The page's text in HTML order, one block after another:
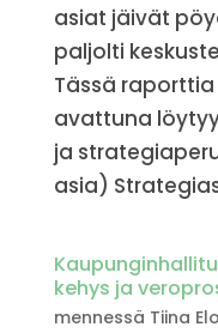
asiat jäivät
paljolti
Tässä
avattuna
ja
asia)
kehys ja
mennessä Tiina Elo